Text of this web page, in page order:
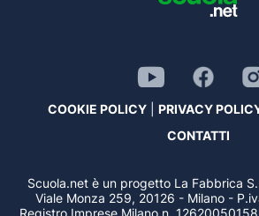
COOKIE POLICY PRIVACY
CONTATTI
Scuola.net è un progetto La Fabbrica
Viale Monza 259, 20126 - Milano -
Registro Imprese Milano n.